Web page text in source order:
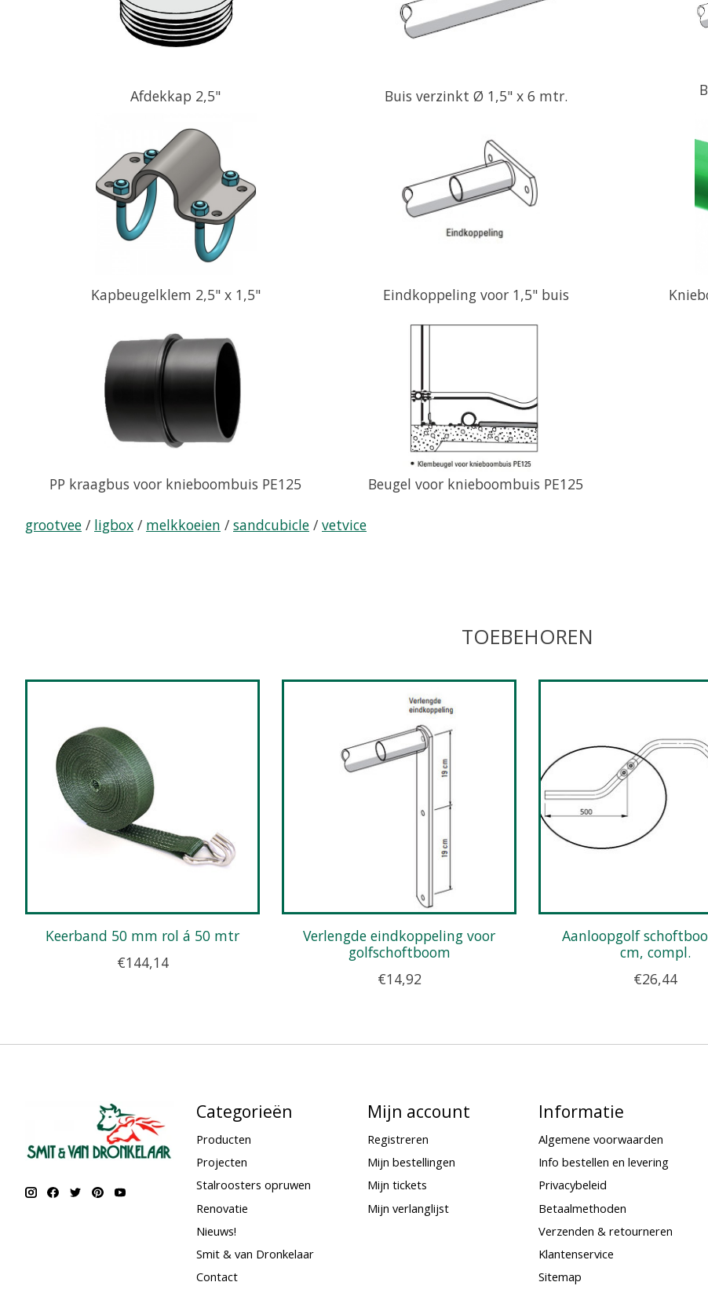
Afdekkap 2,5" Buis verzinkt Ø 1,5" x 6 mtr.
Kapbeugelklem 2,5" x 1,5" Eindkoppeling voor 1,5" buis
PP kraagbus voor knieboombuis PE125 Beugel voor knieboombuis PE125
grootvee / ligbox / melkkoeien / sandcubicle / vetvice
TOEBEHOREN
Items van productcarrousel
Keerband 50 mm rol á 50 mtr
€144,14
Verlengde eindkoppeling voor
golfschoftboom
€14,92
Aanloopgolf schoftboom - 50
cm, compl.
€26,44
Categorieën
Producten
Projecten
Stalroosters opruwen
Renovatie
Nieuws!
Smit & van Dronkelaar
Contact
Mijn account
Registreren
Mijn bestellingen
Mijn tickets
Mijn verlanglijst
Informatie
Algemene voorwaarden
Info bestellen en levering
Privacybeleid
Betaalmethoden
Verzenden & retourneren
Klantenservice
Sitemap